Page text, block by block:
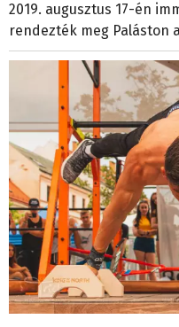
2019. augusztus 17-én
rendezték meg Paláston